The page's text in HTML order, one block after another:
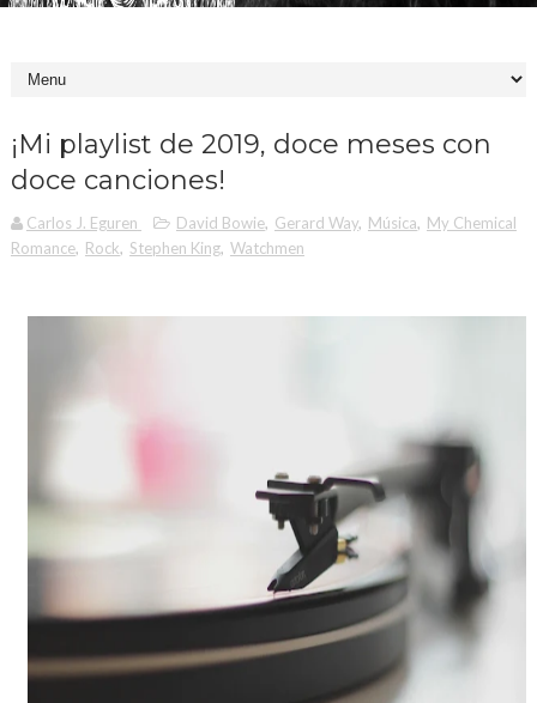
¡Mi playlist de 2019, doce meses con
doce canciones!
Carlos J. Eguren David Bowie, Gerard Way, Música, My Chemical
Romance, Rock, Stephen King, Watchmen